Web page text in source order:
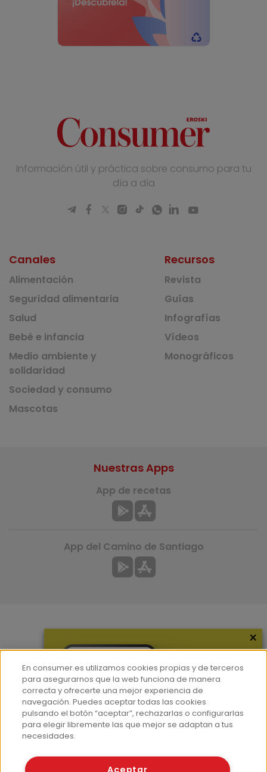
Información útil y práctica sobre consumo para tu
día a día
Canales
Alimentación
Seguridad alimentaria
Salud
Bebé e infancia
Medio ambiente y
solidaridad
Sociedad y consumo
Mascotas
Recursos
Revista
Guías
Infografías
Vídeos
Monográficos
Hemeroteca
Contacto
Prensa
Corpus Lingüístico Consumer
Nuestras Apps
App de recetas
App del Camino de Santiago
© Fundación EROSKI
×
En consumer.es utilizamos cookies propias y de terceros
para asegurarnos que la web funciona de manera
correcta y ofrecerte una mejor experiencia de
navegación. Puedes aceptar todas las cookies
pulsando el botón “aceptar”, rechazarlas o configurarlas
para elegir libremente las que mejor se adaptan a tus
necesidades.
Aceptar